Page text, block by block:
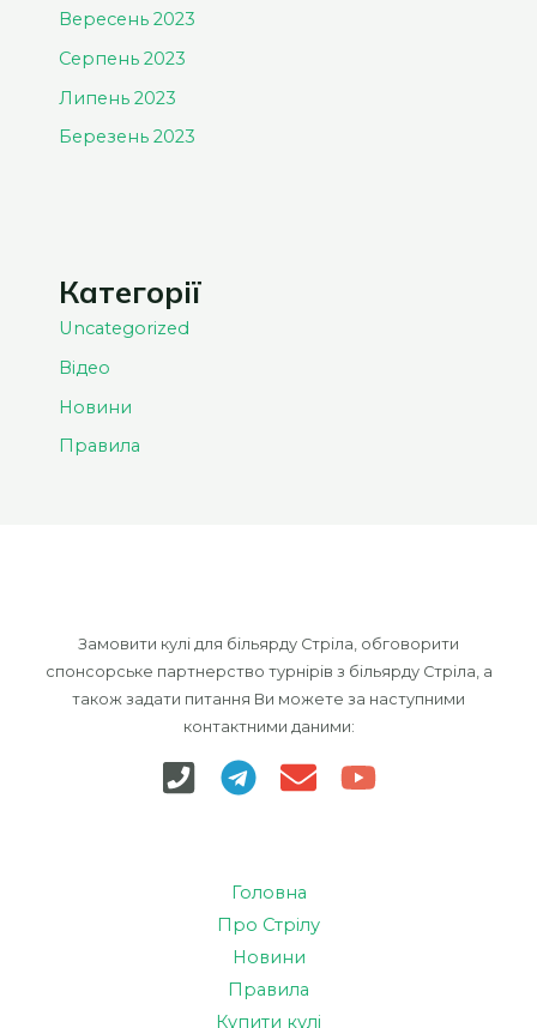
Вересень 2023
Серпень 2023
Липень 2023
Березень 2023
Категорії
Uncategorized
Відео
Новини
Правила
Замовити кулі для більярду Стріла, обговорити
спонсорське партнерство турнірів з більярду Стріла, а
також задати питання Ви можете за наступними
контактними даними:
Головна
Про Стрілу
Новини
Правила
Купити кулі